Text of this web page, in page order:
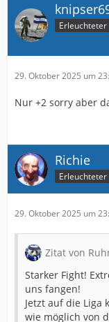
Erleuchteter
29. Oktober 2025 um
Nur +2 sorry aber
Richie
Erleuchteter
29. Oktober 2025 um
Zitat von
Starker Fight!
uns fangen!
Jetzt auf die Liga
wie möglich von